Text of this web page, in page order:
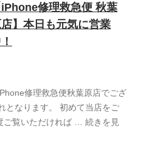
iPhone修理救急便 秋葉
店】本日も元気に営業
修理救急便秋葉原店でござ
となります。 初めて当店をご
ご覧いただければ … 続きを見